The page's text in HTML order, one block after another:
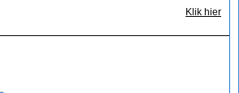
Klik hier